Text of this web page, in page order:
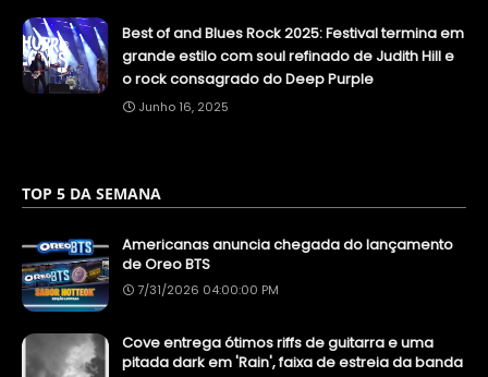
Best of and Blues Rock 2025: Festival termina em
grande estilo com soul refinado de Judith Hill e
o rock consagrado do Deep Purple
Junho 16, 2025
TOP 5 DA SEMANA
Americanas anuncia chegada do lançamento
de Oreo BTS
7/31/2026 04:00:00 PM
Cove entrega ótimos riffs de guitarra e uma
pitada dark em 'Rain', faixa de estreia da banda